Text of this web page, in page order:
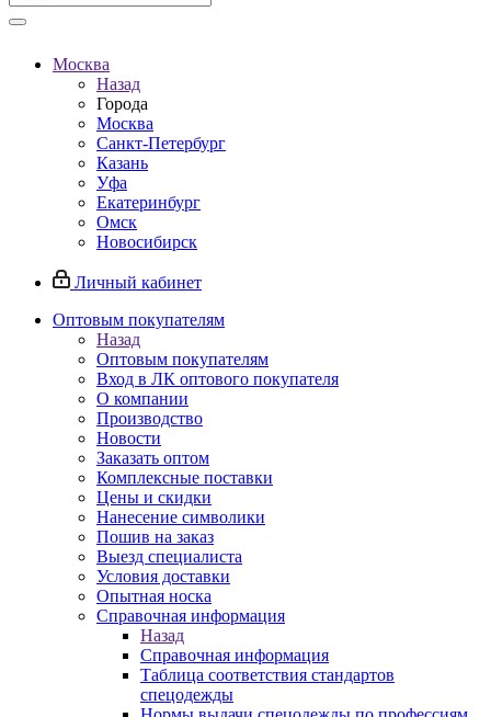
Москва
Назад
Города
Москва
Санкт-Петербург
Казань
Уфа
Екатеринбург
Омск
Новосибирск
Личный кабинет
Оптовым покупателям
Назад
Оптовым покупателям
Вход в ЛК оптового покупателя
О компании
Производство
Новости
Заказать оптом
Комплексные поставки
Цены и скидки
Нанесение символики
Пошив на заказ
Выезд специалиста
Условия доставки
Опытная носка
Справочная информация
Назад
Справочная информация
Таблица соответствия стандартов
спецодежды